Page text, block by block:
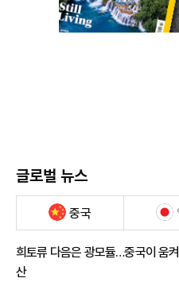
글로벌 뉴스
중국
희토류 다음은 광모듈…중국이 움
산